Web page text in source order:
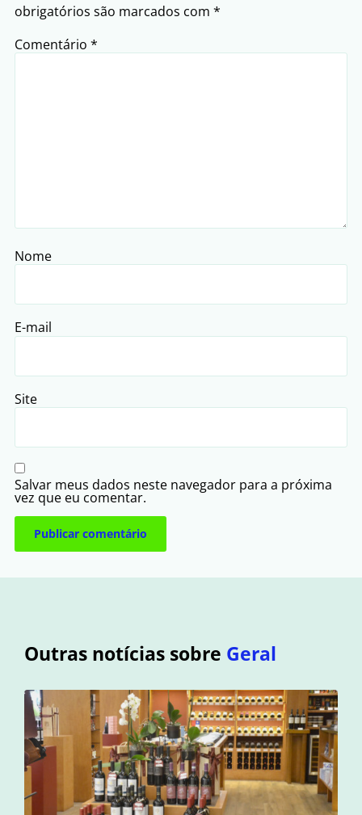
obrigatórios são marcados com *
Comentário *
Nome
E-mail
Site
Salvar meus dados neste navegador para a próxima
vez que eu comentar.
Outras notícias sobre Geral